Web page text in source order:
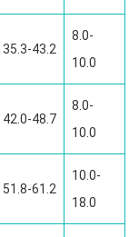
35.3-43.2
8.0-
10.0
42.0-48.7
8.0-
10.0
51.8-61.2
10.0-
18.0